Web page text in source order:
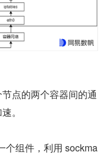
点的两个容器间的通
。
个组件，利用 sockma